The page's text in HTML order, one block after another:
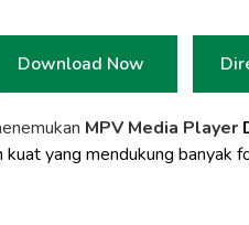
Download Now
MPV Media Player
yang mendukung banyak